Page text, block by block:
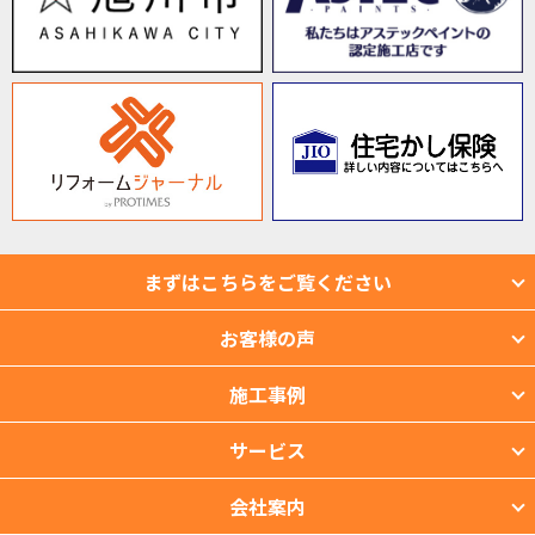
まずはこちらをご覧ください
お客様の声
施工事例
サービス
会社案内